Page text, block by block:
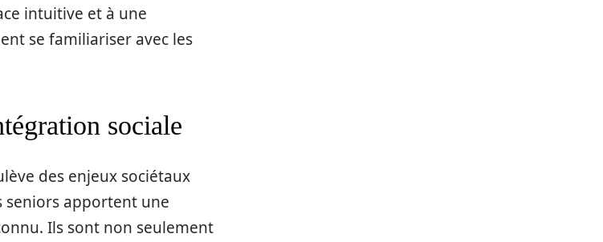
intuitive et à une
se familiariser avec les
sociale
des enjeux sociétaux
seniors apportent une
Ils sont non seulement